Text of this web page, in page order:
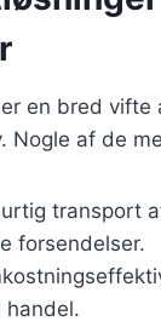
en bred vifte
Nogle af de
transport
forsendelser.
handel.